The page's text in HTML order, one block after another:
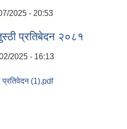
2025 - 20:53
प्रतिबेदन २०८१
2025 - 16:13
प्रतिवेदन (1).pdf